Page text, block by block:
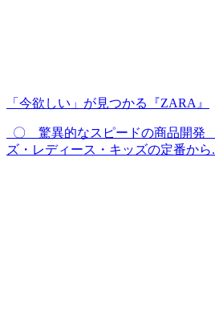
「今欲しい」が見つかる『ZARA』
〇 驚異的なスピードの商品開発
ズ・レディース・キッズの定番から